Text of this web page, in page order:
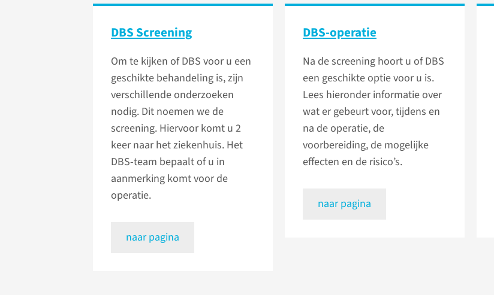
DBS Screening
Om te kijken of DBS voor u een
geschikte behandeling is, zijn
verschillende onderzoeken
nodig. Dit noemen we de
screening. Hiervoor komt u 2
keer naar het ziekenhuis. Het
DBS-team bepaalt of u in
aanmerking komt voor de
operatie.
naar pagina
DBS-operatie
Na de screening hoort u of DBS
een geschikte optie voor u is.
Lees hieronder informatie over
wat er gebeurt voor, tijdens en
na de operatie, de
voorbereiding, de mogelijke
effecten en de risico’s.
naar pagina